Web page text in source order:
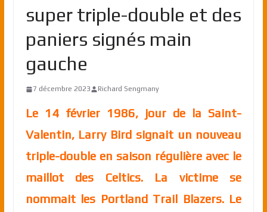
super triple-double et des
paniers signés main
gauche
7 décembre 2023 Richard Sengmany
Le 14 février 1986, jour de la Saint-
Valentin, Larry Bird signait un nouveau
triple-double en saison régulière avec le
maillot des Celtics. La victime se
nommait les Portland Trail Blazers. Le